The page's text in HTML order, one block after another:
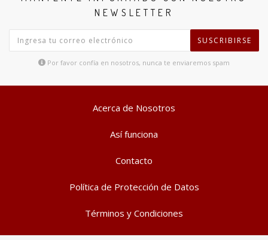
NEWSLETTER
SUSCRIBIRSE
Por favor confía en nosotros, nunca te enviaremos spam
Acerca de Nosotros
Así funciona
Contacto
Política de Protección de Datos
Términos y Condiciones